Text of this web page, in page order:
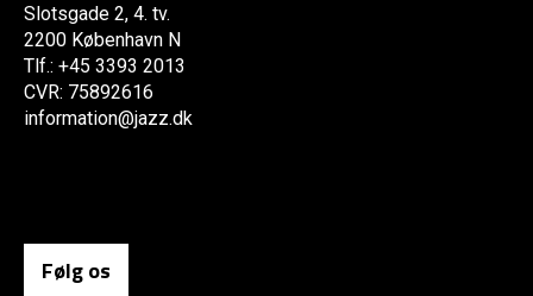
Slotsgade 2, 4. tv.
2200 København N
Tlf.: +45 3393 2013
CVR: 75892616
information@jazz.dk
Følg os